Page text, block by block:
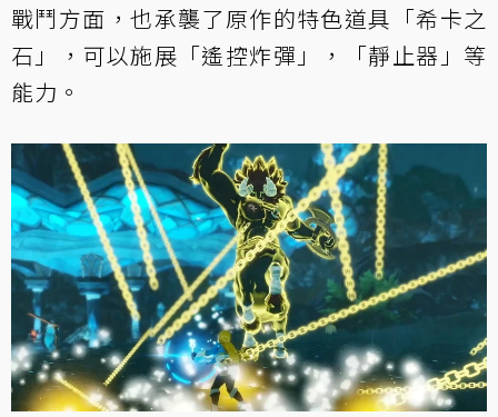
戰鬥方面，也承襲了原作的特色道具「希卡之
石」，可以施展「遙控炸彈」，「靜止器」等
能力。